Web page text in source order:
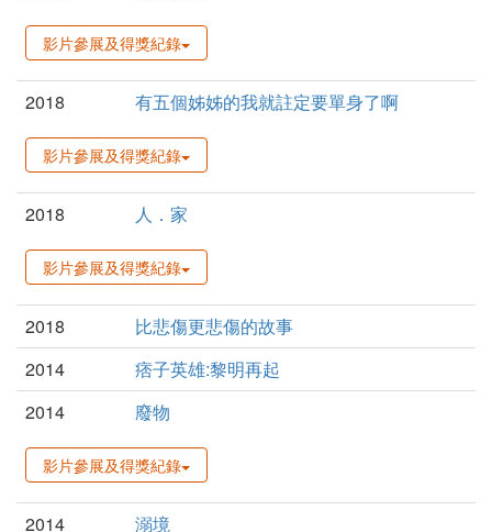
影片參展及得獎紀錄
2018 有五個姊姊的我就註定要單身了啊
影片參展及得獎紀錄
2018 人．家
影片參展及得獎紀錄
2018
比悲傷更悲傷的故事
2014
痞子英雄:黎明再起
2014
廢物
影片參展及得獎紀錄
2014 溺境